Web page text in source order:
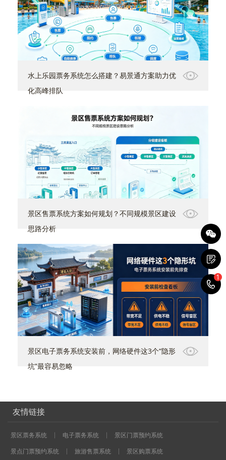
水上乐园票务系统怎么搭建？易景通方案助力优
化高峰排队
景区售票系统方案如何规划？不同规模景区建设
思路分析
景区电子票务系统安装前，网络硬件这3个“隐形
坑”最容易忽略
1
友情链接
景区票务系统 电子票务系统
景区门票预约系统
景点门票预约系统
旅游售票系统 景区购票系统